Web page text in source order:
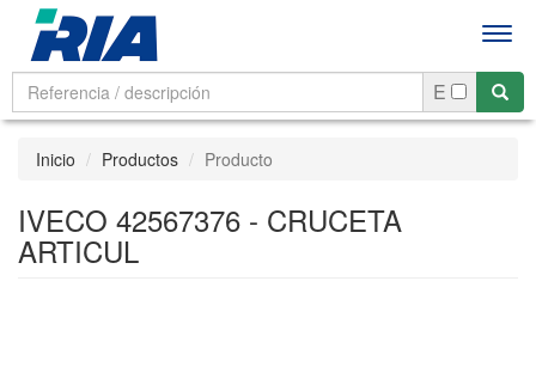
E
Inicio Productos Producto
IVECO 42567376 - CRUCETA
ARTICUL